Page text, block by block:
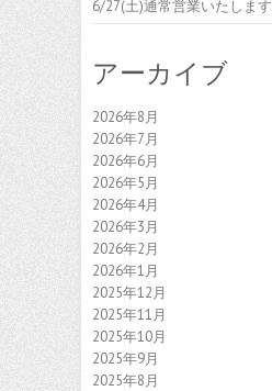
6/27(土)通常営業いたします
アーカイブ
2026年8月
2026年7月
2026年6月
2026年5月
2026年4月
2026年3月
2026年2月
2026年1月
2025年12月
2025年11月
2025年10月
2025年9月
2025年8月